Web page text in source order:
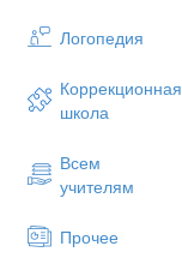
Логопедия
Коррекционная
школа
Всем
учителям
Прочее